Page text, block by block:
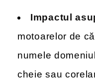
Impactul
motoarelor de
numele
cheie sau